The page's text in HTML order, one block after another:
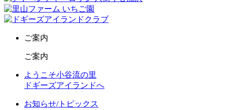
ご案内
ご案内
ようこそ小谷流の里
ドギーズアイランドへ
お知らせ/トピックス